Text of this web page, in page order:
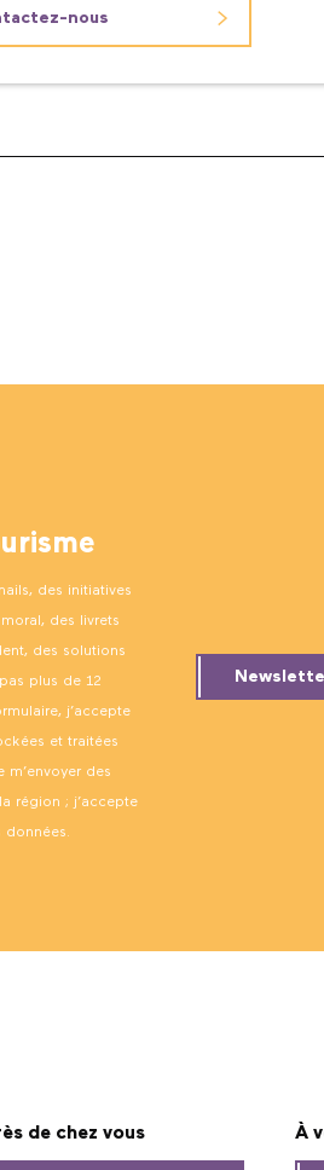
nous
des initiatives
des livrets
des solutions
plus de 12
j’accepte
et traitées
m’envoyer des
région ; j’accepte
données.
de chez vous À